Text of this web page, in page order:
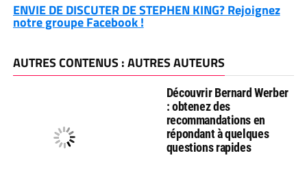
ENVIE DE DISCUTER DE STEPHEN KING? Rejoignez
notre groupe Facebook !
AUTRES CONTENUS : AUTRES AUTEURS
Découvrir Bernard Werber
: obtenez des
recommandations en
répondant à quelques
questions rapides